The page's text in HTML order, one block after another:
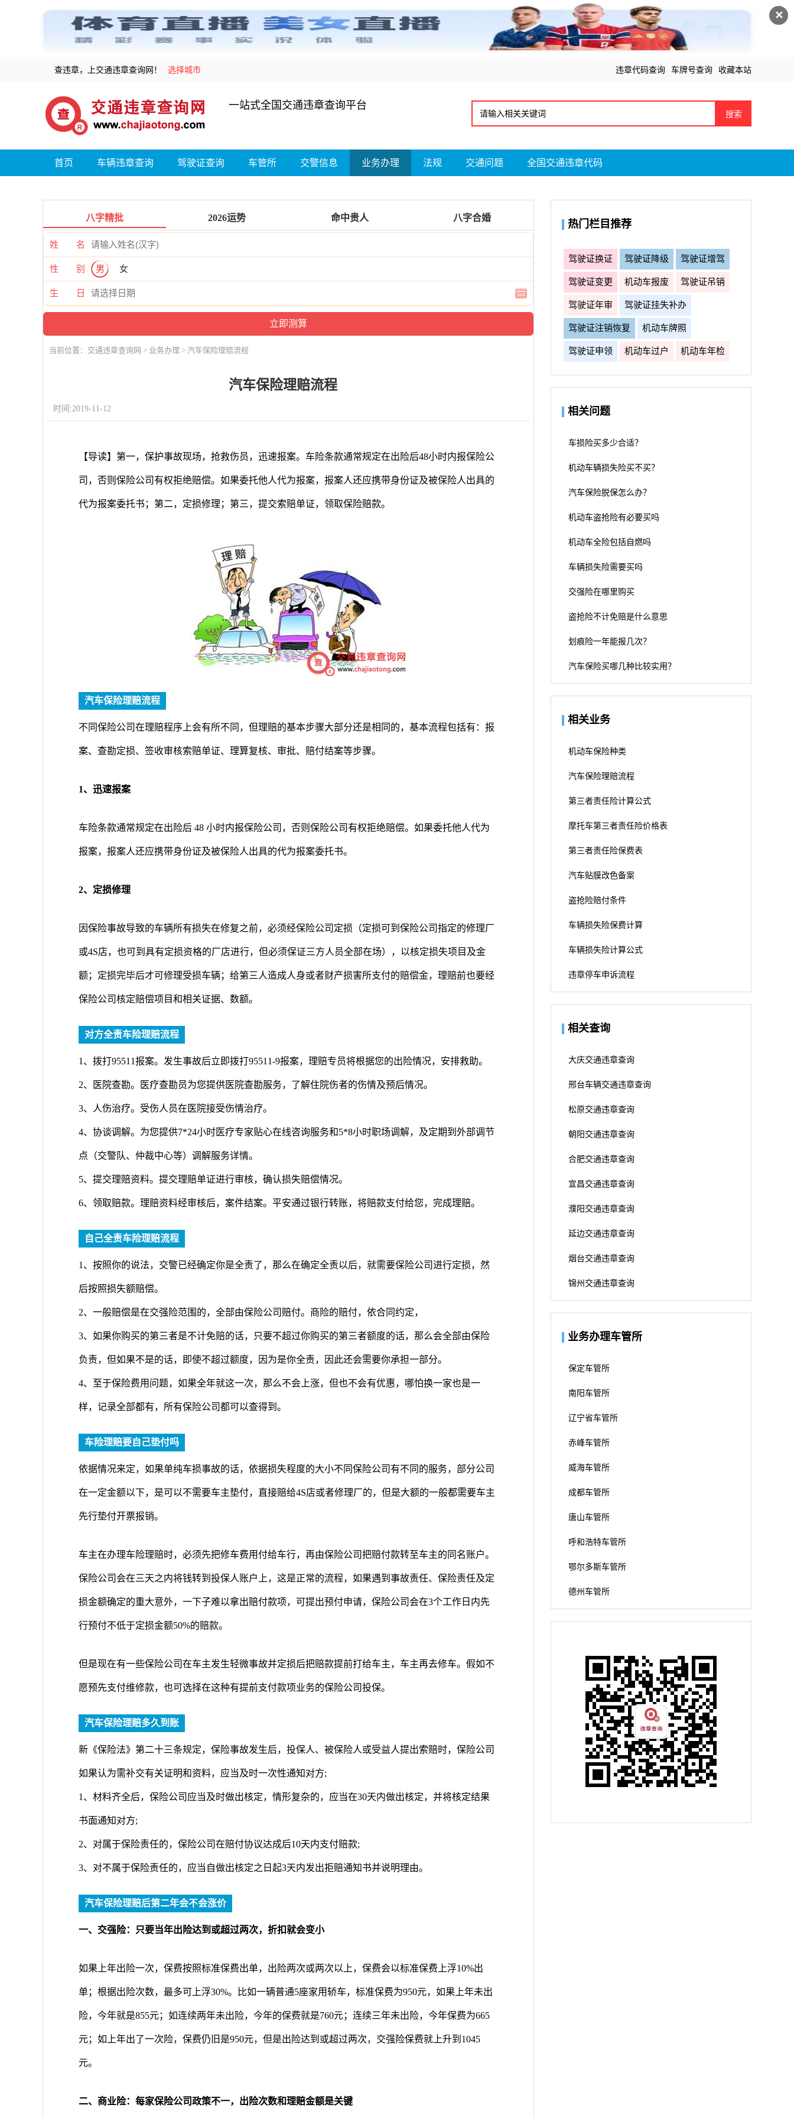
✕
查违章，上交通违章查询网！ 选择城市 违章代码查询 车牌号查询 收藏本站
一站式全国交通违章查询平台
搜索
首页 车辆违章查询 驾驶证查询 车管所 交警信息 业务办理 法规 交通问题 全国交通违章代码
八字精批 2026运势 命中贵人 八字合婚
姓 名
性 别 男 女
生 日
当前位置： 交通违章查询网 > 业务办理 > 汽车保险理赔流程
汽车保险理赔流程
时间:2019-11-12
【导读】第一，保护事故现场，抢救伤员，迅速报案。车险条款通常规定在出险后48小时内报保险公
司，否则保险公司有权拒绝赔偿。如果委托他人代为报案，报案人还应携带身份证及被保险人出具的
代为报案委托书；第二，定损修理；第三，提交索赔单证，领取保险赔款。
汽车保险理赔流程
不同保险公司在理赔程序上会有所不同，但理赔的基本步骤大部分还是相同的，基本流程包括有：报
案、查勘定损、签收审核索赔单证、理算复核、审批、赔付结案等步骤。
1、迅速报案
车险条款通常规定在出险后 48 小时内报保险公司，否则保险公司有权拒绝赔偿。如果委托他人代为
报案，报案人还应携带身份证及被保险人出具的代为报案委托书。
2、定损修理
因保险事故导致的车辆所有损失在修复之前，必须经保险公司定损（定损可到保险公司指定的修理厂
或4S店，也可到具有定损资格的厂店进行，但必须保证三方人员全部在场），以核定损失项目及金
额；定损完毕后才可修理受损车辆；给第三人造成人身或者财产损害所支付的赔偿金，理赔前也要经
保险公司核定赔偿项目和相关证据、数额。
对方全责车险理赔流程
1、拨打95511报案。发生事故后立即拨打95511-9报案，理赔专员将根据您的出险情况，安排救助。
2、医院查勘。医疗查勘员为您提供医院查勘服务，了解住院伤者的伤情及预后情况。
3、人伤治疗。受伤人员在医院接受伤情治疗。
4、协谈调解。为您提供7*24小时医疗专家贴心在线咨询服务和5*8小时职场调解，及定期到外部调节
点（交警队、仲裁中心等）调解服务详情。
5、提交理赔资料。提交理赔单证进行审核，确认损失赔偿情况。
6、领取赔款。理赔资料经审核后，案件结案。平安通过银行转账，将赔款支付给您，完成理赔。
自己全责车险理赔流程
1、按照你的说法，交警已经确定你是全责了，那么在确定全责以后，就需要保险公司进行定损，然
后按照损失额赔偿。
2、一般赔偿是在交强险范围的，全部由保险公司赔付。商险的赔付，依合同约定，
3、如果你购买的第三者是不计免赔的话，只要不超过你购买的第三者额度的话，那么会全部由保险
负责，但如果不是的话，即使不超过额度，因为是你全责，因此还会需要你承担一部分。
4、至于保险费用问题，如果全年就这一次，那么不会上涨，但也不会有优惠，哪怕换一家也是一
样，记录全部都有，所有保险公司都可以查得到。
车险理赔要自己垫付吗
依据情况来定，如果单纯车损事故的话，依据损失程度的大小不同保险公司有不同的服务，部分公司
在一定金额以下，是可以不需要车主垫付，直接赔给4S店或者修理厂的，但是大额的一般都需要车主
先行垫付开票报销。
车主在办理车险理赔时，必须先把修车费用付给车行，再由保险公司把赔付款转至车主的同名账户。
保险公司会在三天之内将钱转到投保人账户上，这是正常的流程，如果遇到事故责任、保险责任及定
损金额确定的重大意外，一下子难以拿出赔付款项，可提出预付申请，保险公司会在3个工作日内先
行预付不低于定损金额50%的赔款。
但是现在有一些保险公司在车主发生轻微事故并定损后把赔款提前打给车主，车主再去修车。假如不
愿预先支付维修款，也可选择在这种有提前支付款项业务的保险公司投保。
汽车保险理赔多久到账
新《保险法》第二十三条规定，保险事故发生后，投保人、被保险人或受益人提出索赔时，保险公司
如果认为需补交有关证明和资料，应当及时一次性通知对方;
1、材料齐全后，保险公司应当及时做出核定，情形复杂的，应当在30天内做出核定，并将核定结果
书面通知对方;
2、对属于保险责任的，保险公司在赔付协议达成后10天内支付赔款;
3、对不属于保险责任的，应当自做出核定之日起3天内发出拒赔通知书并说明理由。
汽车保险理赔后第二年会不会涨价
一、交强险：只要当年出险达到或超过两次，折扣就会变小
如果上年出险一次，保费按照标准保费出单，出险两次或两次以上，保费会以标准保费上浮10%出
单；根据出险次数，最多可上浮30%。比如一辆普通5座家用轿车，标准保费为950元，如果上年未出
险，今年就是855元；如连续两年未出险，今年的保费就是760元；连续三年未出险，今年保费为665
元；如上年出了一次险，保费仍旧是950元，但是出险达到或超过两次，交强险保费就上升到1045
元。
二、商业险：每家保险公司政策不一，出险次数和理赔金额是关键
热门栏目推荐
驾驶证换证 驾驶证降级 驾驶证增驾
驾驶证变更 机动车报废 驾驶证吊销
驾驶证年审 驾驶证挂失补办
驾驶证注销恢复 机动车牌照
驾驶证申领 机动车过户 机动车年检
相关问题
车损险买多少合适？
机动车辆损失险买不买？
汽车保险脱保怎么办？
机动车盗抢险有必要买吗
机动车全险包括自燃吗
车辆损失险需要买吗
交强险在哪里购买
盗抢险不计免赔是什么意思
划痕险一年能报几次？
汽车保险买哪几种比较实用？
相关业务
机动车保险种类
汽车保险理赔流程
第三者责任险计算公式
摩托车第三者责任险价格表
第三者责任险保费表
汽车贴膜改色备案
盗抢险赔付条件
车辆损失险保费计算
车辆损失险计算公式
违章停车申诉流程
相关查询
大庆交通违章查询
邢台车辆交通违章查询
松原交通违章查询
朝阳交通违章查询
合肥交通违章查询
宜昌交通违章查询
濮阳交通违章查询
延边交通违章查询
烟台交通违章查询
锦州交通违章查询
业务办理车管所
保定车管所
南阳车管所
辽宁省车管所
赤峰车管所
威海车管所
成都车管所
唐山车管所
呼和浩特车管所
鄂尔多斯车管所
德州车管所